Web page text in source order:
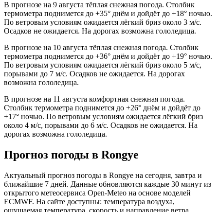
В прогнозе на 9 августа тёплая снежная погода. Столбик
термометра поднимется до +35° днём и дойдёт до +18° ночью.
По ветровым условиям ожидается лёгкий бриз около 3 м/с.
Осадков не ожидается. На дорогах возможна гололедица.
В прогнозе на 10 августа тёплая снежная погода. Столбик
термометра поднимется до +36° днём и дойдёт до +19° ночью.
По ветровым условиям ожидается лёгкий бриз около 5 м/с,
порывами до 7 м/с. Осадков не ожидается. На дорогах
возможна гололедица.
В прогнозе на 11 августа комфортная снежная погода.
Столбик термометра поднимется до +26° днём и дойдёт до
+17° ночью. По ветровым условиям ожидается лёгкий бриз
около 4 м/с, порывами до 6 м/с. Осадков не ожидается. На
дорогах возможна гололедица.
Прогноз погоды в Rongyе
Актуальный прогноз погоды в Rongyе на сегодня, завтра и
ближайшие 7 дней. Данные обновляются каждые 30 минут из
открытого метеосервиса Open-Meteo на основе моделей
ECMWF. На сайте доступны: температура воздуха,